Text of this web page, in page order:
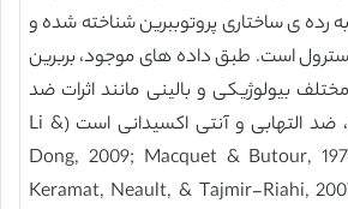
رده ی ساختاری پروتوببرین شناخته شده و
است. طبق داده های موجود، بربرین
بیولوژیکی و بالینی مانند اثرات ضد
میکروبی، ضد سرطان، ضد التهابی و آنتی اکسیدانی است (Li &
Dong, 2009; Macquet & Butour,
Keramat, Neault, & Tajmir-Riahi,